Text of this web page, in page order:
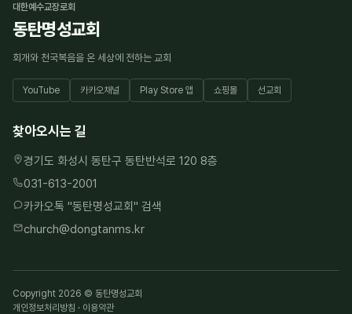
대한예수교장로회
동탄명성교회
회개와 천국복음을 온 세상에 전하는 교회
YouTube 카카오채널 Play Store 앱 쇼핑몰 선교회
찾아오시는 길
경기도 화성시 동탄구 동탄반석로 120 8층
031-613-2001
카카오톡 "동탄명성교회" 검색
church@dongtanms.kr
Copyright 2026 © 동탄명성교회
개인정보처리방침 · 이용약관